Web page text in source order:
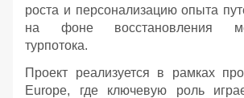
роста и персонализацию опыта
на фоне восстановления
турпотока.
Проект реализуется в рамках
Europe, где ключевую роль